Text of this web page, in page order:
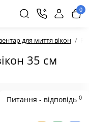
0
для миття вікон
35 см
Питання - відповідь 0